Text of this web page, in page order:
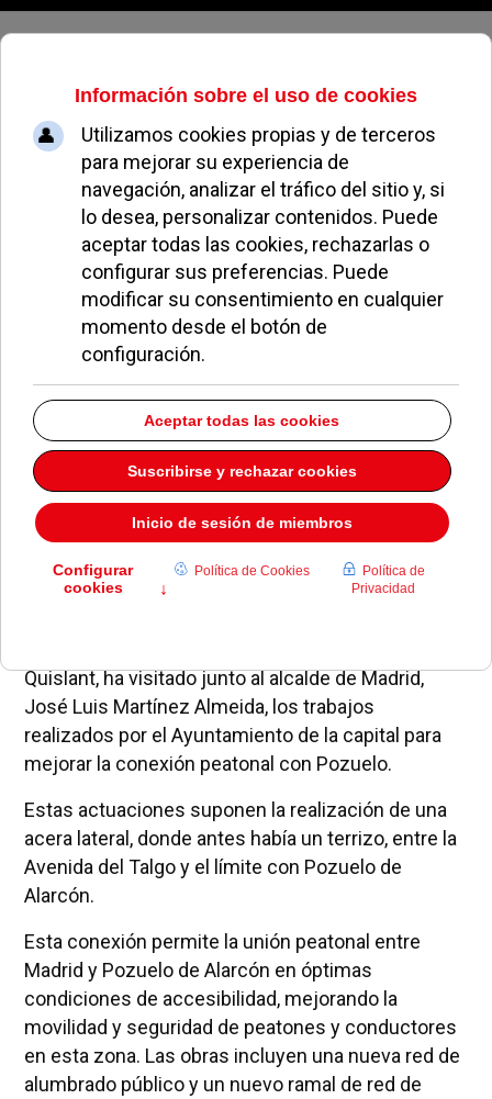
Jueves, 06 de agosto de 2026
Almeida y Quislant visitan las
obras de mejora de la conexión de
Madrid con Pozuelo
ALEJANDRO MORENO POLÍTICA 24 FEBRERO 2022
Quislant, ha visitado junto al alcalde de Madrid,
José Luis Martínez Almeida, los trabajos
realizados por el Ayuntamiento de la capital para
mejorar la conexión peatonal con Pozuelo.
Estas actuaciones suponen la realización de una
acera lateral, donde antes había un terrizo, entre la
Avenida del Talgo y el límite con Pozuelo de
Alarcón.
Esta conexión permite la unión peatonal entre
Madrid y Pozuelo de Alarcón en óptimas
condiciones de accesibilidad, mejorando la
movilidad y seguridad de peatones y conductores
en esta zona. Las obras incluyen una nueva red de
alumbrado público y un nuevo ramal de red de